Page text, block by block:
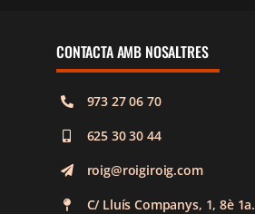
CONTACTA AMB NOSALTRES
973 27 06 70
625 30 30 44
roig@roigiroig.com
C/ Lluís Companys, 1, 8è 1a.